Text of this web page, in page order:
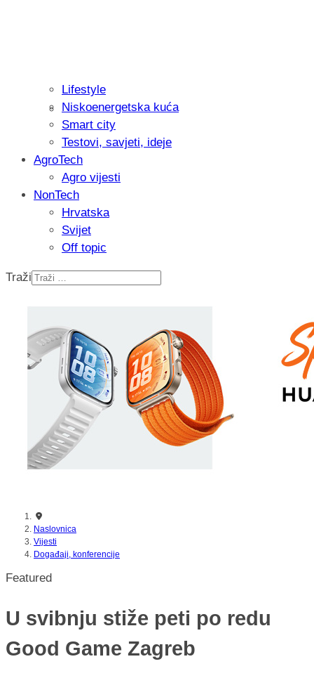
Isprobali smo: Thermostar
Lifestyle
Niskoenergetska kuća
Smart city
Testovi, savjeti, ideje
AgroTech
Agro vijesti
NonTech
Hrvatska
Svijet
Off topic
Traži
Naslovnica
Vijesti
Događaji, konferencije
Featured
U svibnju stiže peti po redu
Good Game Zagreb